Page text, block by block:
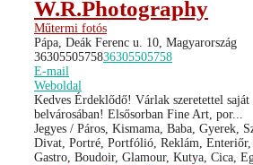
W.R.Photography
Műtermi fotós
Pápa, Deák Ferenc u. 10, Magyarország
3630550575836305505758
E-mail
Weboldal
Kedves Érdeklődő! Várlak szeretettel saját
belvárosában! Elsősorban Fine Art, por...
Jegyes / Páros, Kismama, Baba, Gyerek,
Divat, Portré, Portfólió, Reklám, Enteriőr,
Gastro, Boudoir, Glamour, Kutya, Cica,